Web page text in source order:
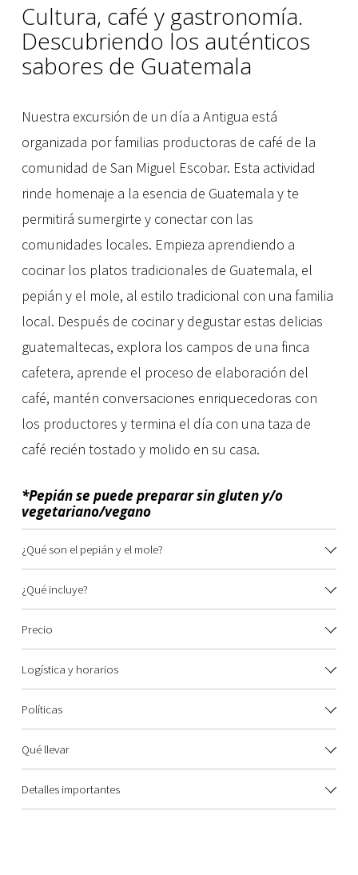
Cultura, café y gastronomía.
Descubriendo los auténticos
sabores de Guatemala
Nuestra excursión de un día a Antigua está
organizada por familias productoras de café de la
comunidad de San Miguel Escobar. Esta actividad
rinde homenaje a la esencia de Guatemala y te
permitirá sumergirte y conectar con las
comunidades locales. Empieza aprendiendo a
cocinar los platos tradicionales de Guatemala, el
pepián y el mole, al estilo tradicional con una familia
local. Después de cocinar y degustar estas delicias
guatemaltecas, explora los campos de una finca
cafetera, aprende el proceso de elaboración del
café, mantén conversaciones enriquecedoras con
los productores y termina el día con una taza de
café recién tostado y molido en su casa.
*Pepián se puede preparar sin gluten y/o
vegetariano/vegano
¿Qué son el pepián y el mole?
¿Qué incluye?
Precio
Logística y horarios
Políticas
Qué llevar
Detalles importantes